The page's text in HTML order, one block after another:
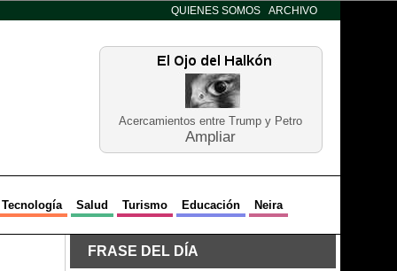
QUIENES SOMOS ARCHIVO
Acercamientos entre Trump y Petro
Ampliar
Tecnología Salud Turismo Educación Neira
FRASE DEL DÍA